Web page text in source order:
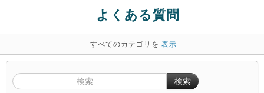
よくある質問
すべてのカテゴリを 表示
検索